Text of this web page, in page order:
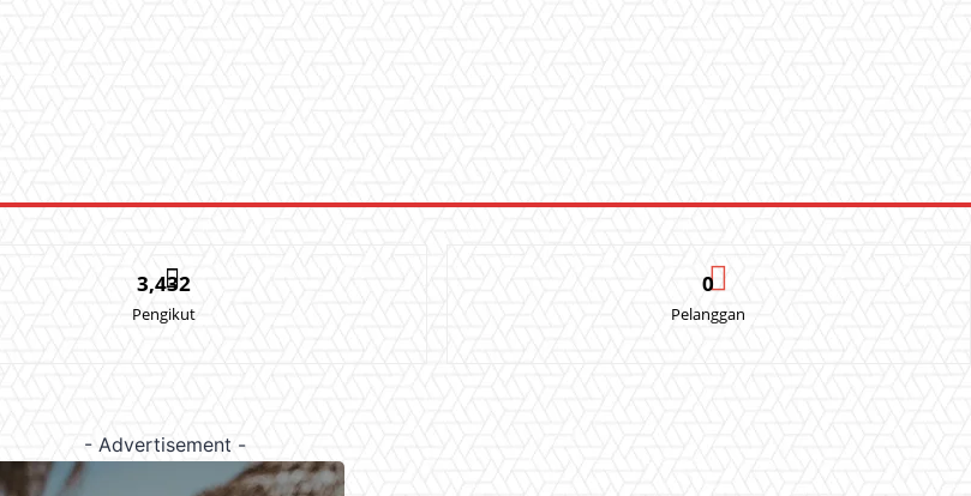
3,432
Pengikut
0
Pelanggan
- Advertisement -